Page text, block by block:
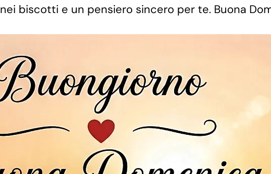
biscotti e un pensiero sincero per te. Buona